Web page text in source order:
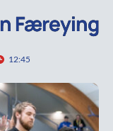
Færeying
12:45